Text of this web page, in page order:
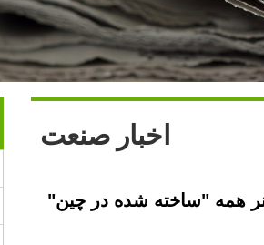
اخبار صنعت
همه "ساخته شده در چین"